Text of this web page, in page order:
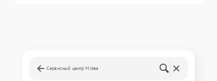
Сервисный центр Midea